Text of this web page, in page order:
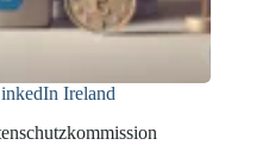
Ireland